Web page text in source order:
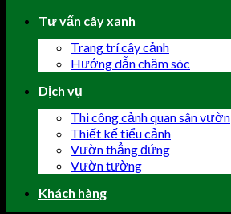
Tư vấn cây xanh
Trang trí cây cảnh
Hướng dẫn chăm sóc
Dịch vụ
Thi công cảnh quan sân vườn
Thiết kế tiểu cảnh
Vườn thẳng đứng
Vườn tường
Khách hàng